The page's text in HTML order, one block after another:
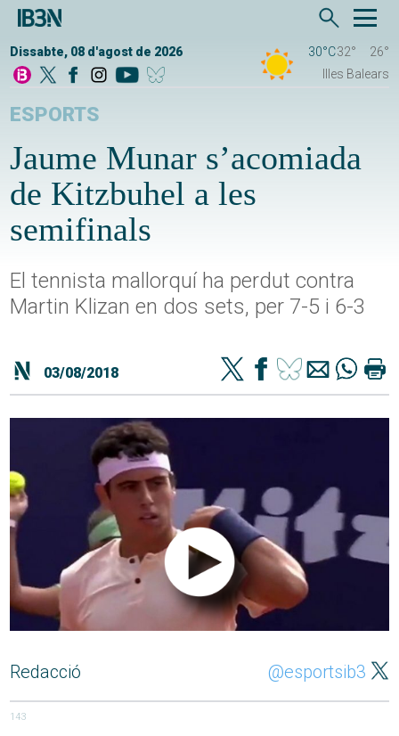
Dissabte, 08 d'agost de 2026 30°C32°
26°
Illes Balears
ESPORTS
Jaume Munar s’acomiada
de Kitzbuhel a les
semifinals
El tennista mallorquí ha perdut contra
Martin Klizan en dos sets, per 7-5 i 6-3
03/08/2018
Redacció @esportsib3
143